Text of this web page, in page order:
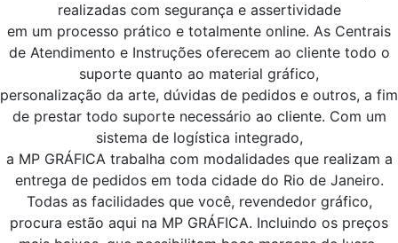
realizadas com segurança e assertividade
em um processo prático e totalmente online. As Centrais
de Atendimento e Instruções oferecem ao cliente todo o
suporte quanto ao material gráfico,
personalização da arte, dúvidas de pedidos e outros, a fim
de prestar todo suporte necessário ao cliente. Com um
sistema de logística integrado,
a MP GRÁFICA trabalha com modalidades que realizam a
entrega de pedidos em toda cidade do Rio de Janeiro.
Todas as facilidades que você, revendedor gráfico,
procura estão aqui na MP GRÁFICA. Incluindo os preços